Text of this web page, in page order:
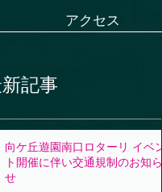
アクセス
記事
向ケ丘遊園南口ロターリ イベン
ト開催に伴い交通規制のお知ら
せ